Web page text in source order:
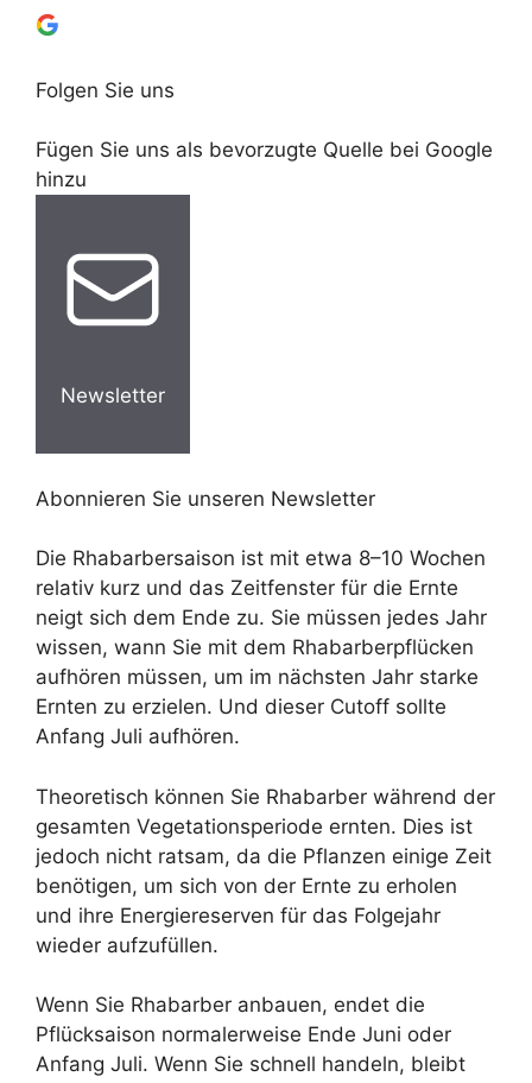
Folgen Sie uns
Fügen Sie uns als bevorzugte Quelle bei Google
hinzu
Newsletter
Abonnieren Sie unseren Newsletter
Die Rhabarbersaison ist mit etwa 8–10 Wochen
relativ kurz und das Zeitfenster für die Ernte
neigt sich dem Ende zu. Sie müssen jedes Jahr
wissen, wann Sie mit dem Rhabarberpflücken
aufhören müssen, um im nächsten Jahr starke
Ernten zu erzielen. Und dieser Cutoff sollte
Anfang Juli aufhören.
Theoretisch können Sie Rhabarber während der
gesamten Vegetationsperiode ernten. Dies ist
jedoch nicht ratsam, da die Pflanzen einige Zeit
benötigen, um sich von der Ernte zu erholen
und ihre Energiereserven für das Folgejahr
wieder aufzufüllen.
Wenn Sie Rhabarber anbauen, endet die
Pflücksaison normalerweise Ende Juni oder
Anfang Juli. Wenn Sie schnell handeln, bleibt